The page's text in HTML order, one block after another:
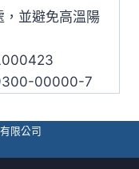
，並避免高溫陽
00000-7
限公司